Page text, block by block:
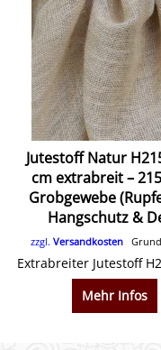
Jutestoff Natur
cm extrabreit –
Grobgewebe
Hangschutz &
zzgl. Versandkosten
Mehr Infos